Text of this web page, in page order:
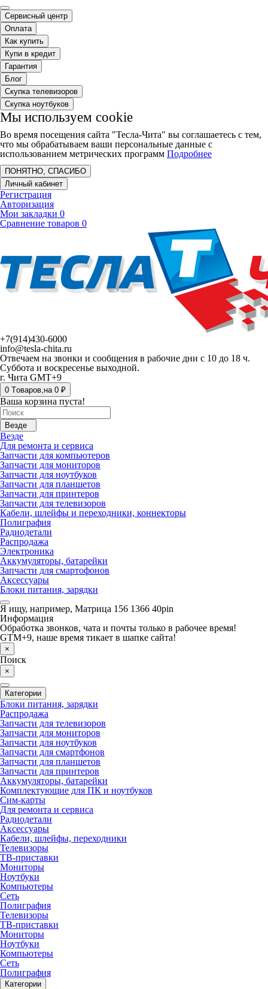
Сервисный центр
Оплата
Как купить
Купи в кредит
Гарантия
Блог
Скупка телевизоров
Скупка ноутбуков
Мы используем cookie
Во время посещения сайта "Тесла-Чита" вы соглашаетесь с тем,
что мы обрабатываем ваши персональные данные с
использованием метрических программ Подробнее
ПОНЯТНО, СПАСИБО
Личный кабинет
Регистрация
Авторизация
Мои закладки 0
Сравнение товаров 0
+7(914)430-6000
info@tesla-chita.ru
Отвечаем на звонки и сообщения в рабочие дни с 10 до 18 ч.
Суббота и воскресенье выходной.
г. Чита GMT+9
0 Tоваров,на 0 ₽
Ваша корзина пуста!
Везде
Везде
Для ремонта и сервиса
Запчасти для компьютеров
Запчасти для мониторов
Запчасти для ноутбуков
Запчасти для планшетов
Запчасти для принтеров
Запчасти для телевизоров
Кабели, шлейфы и переходники, коннекторы
Полиграфия
Радиодетали
Распродажа
Электроника
Аккумуляторы, батарейки
Запчасти для смартофонов
Аксессуары
Блоки питания, зарядки
Я ищу, например, Матрица 156 1366 40pin
Информация
Обработка звонков, чата и почты только в рабочее время!
GTM+9, наше время тикает в шапке сайта!
×
Поиск
×
Категории
Блоки питания, зарядки
Распродажа
Запчасти для телевизоров
Запчасти для мониторов
Запчасти для ноутбуков
Запчасти для смартфонов
Запчасти для планшетов
Запчасти для принтеров
Аккумуляторы, батарейки
Комплектующие для ПК и ноутбуков
Сим-карты
Для ремонта и сервиса
Радиодетали
Аксессуары
Кабели, шлейфы, переходники
Телевизоры
ТВ-приставки
Мониторы
Ноутбуки
Компьютеры
Сеть
Полиграфия
Телевизоры
ТВ-приставки
Мониторы
Ноутбуки
Компьютеры
Сеть
Полиграфия
Категории